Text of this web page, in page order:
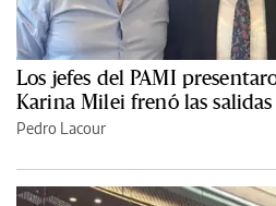
Los jefes del PAMI
Karina Milei frenó las salidas
Pedro Lacour